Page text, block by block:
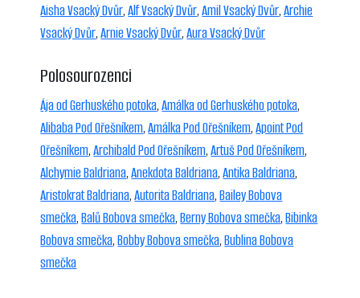
Aisha Vsacký Dvůr,Alf Vsacký Dvůr,Amil Vsacký Dvůr,Archie
Vsacký Dvůr,Arnie Vsacký Dvůr,Aura Vsacký Dvůr
Polosourozenci
Ája od Gerhuského potoka,Amálka od Gerhuského potoka,
Alibaba Pod Ořešníkem,Amálka Pod Ořešníkem,Apoint Pod
Ořešníkem,Archibald Pod Ořešníkem,Artuš Pod Ořešníkem,
Alchymie Baldriana,Anekdota Baldriana,Antika Baldriana,
Aristokrat Baldriana,Autorita Baldriana,Bailey Bobova
smečka,Balů Bobova smečka,Berny Bobova smečka,Bibinka
Bobova smečka,Bobby Bobova smečka,Bublina Bobova
smečka